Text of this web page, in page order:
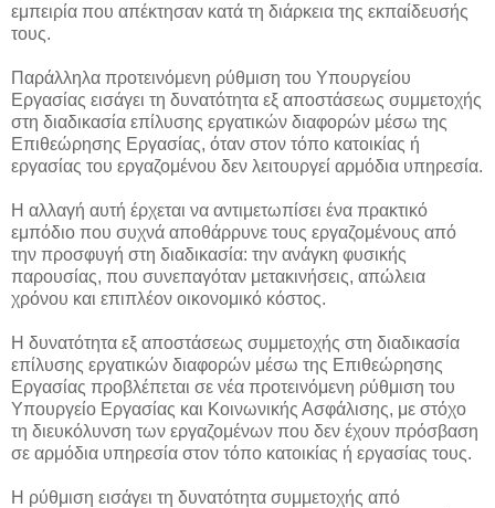
εμπειρία που απέκτησαν κατά τη διάρκεια της εκπαίδευσής
τους.
Παράλληλα προτεινόμενη ρύθμιση του Υπουργείου
Εργασίας εισάγει τη δυνατότητα εξ αποστάσεως συμμετοχής
στη διαδικασία επίλυσης εργατικών διαφορών μέσω της
Επιθεώρησης Εργασίας, όταν στον τόπο κατοικίας ή
εργασίας του εργαζομένου δεν λειτουργεί αρμόδια υπηρεσία.
Η αλλαγή αυτή έρχεται να αντιμετωπίσει ένα πρακτικό
εμπόδιο που συχνά αποθάρρυνε τους εργαζομένους από
την προσφυγή στη διαδικασία: την ανάγκη φυσικής
παρουσίας, που συνεπαγόταν μετακινήσεις, απώλεια
χρόνου και επιπλέον οικονομικό κόστος.
Η δυνατότητα εξ αποστάσεως συμμετοχής στη διαδικασία
επίλυσης εργατικών διαφορών μέσω της Επιθεώρησης
Εργασίας προβλέπεται σε νέα προτεινόμενη ρύθμιση του
Υπουργείο Εργασίας και Κοινωνικής Ασφάλισης, με στόχο
τη διευκόλυνση των εργαζομένων που δεν έχουν πρόσβαση
σε αρμόδια υπηρεσία στον τόπο κατοικίας ή εργασίας τους.
Η ρύθμιση εισάγει τη δυνατότητα συμμετοχής από